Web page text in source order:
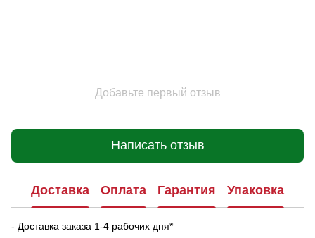
Добавьте первый отзыв
Написать отзыв
Доставка Оплата Гарантия Упаковка
- Доставка заказа 1-4 рабочих дня*